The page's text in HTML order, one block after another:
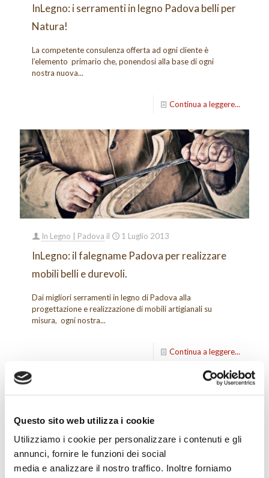
Questo sito web utilizza i cookie
Utilizziamo i cookie per personalizzare i contenuti e gli
annunci, fornire le funzioni dei social
media e analizzare il nostro traffico. Inoltre forniamo
InLegno: i serramenti in legno Padova belli per
Natura!
La competente consulenza offerta ad ogni cliente è
l’elemento primario che, ponendosi alla base di ogni
nostra nuova...
Continua a leggere...
In Legno | Padova il 1 Luglio 2013
InLegno: il falegname Padova per realizzare
mobili belli e durevoli.
Dai migliori serramenti in legno di Padova alla
progettazione e realizzazione di mobili artigianali su
misura, ogni nostra...
Continua a leggere...